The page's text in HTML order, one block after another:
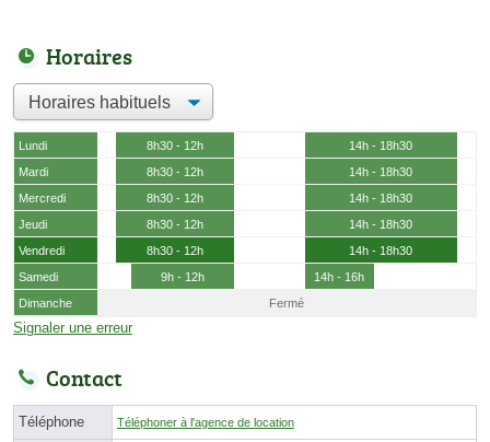
Horaires
Lundi 8h30 - 12h
14h - 18h30
Mardi
8h30 - 12h
14h - 18h30
Mercredi
8h30 - 12h
14h - 18h30
Jeudi
8h30 - 12h
14h - 18h30
Vendredi
8h30 - 12h
14h - 18h30
Samedi
9h - 12h
14h - 16h
Dimanche
Fermé
Signaler une erreur
Contact
Téléphone Téléphoner à l'agence de location